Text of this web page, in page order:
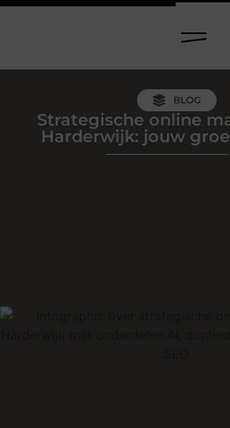
BLOG
Strategische online
Harderwijk: jouw